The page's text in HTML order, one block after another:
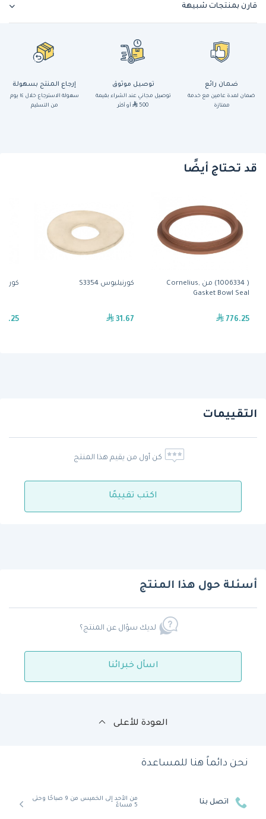
قارن بمنتجات شبيهة
ضمان رائع
ضمان لمدة عامين مع خدمة
ممتازة
توصيل موثوق
توصيل مجاني عند الشراء بقيمة
500
أو أكثر
إرجاع المنتج بسهولة
سهولة الاسترجاع خلال ١٤ يوم
من التسليم
قد تحتاج أيضًا
( 1006334) من Cornelius,
Gasket Bowl Seal
776.25
كورنيليوس S3354
31.67
17.25
التقييمات
كن أول من يقيم هذا المنتج
اكتب تقييمًا
أسئلة حول هذا المنتج
لديك سؤال عن المنتج؟
اسأل خبرائنا
العودة للأعلى
نحن دائماً هنا للمساعدة
اتصل بنا
من الأحد إلى الخميس من 9 صباحًا وحتى
5 مساءً